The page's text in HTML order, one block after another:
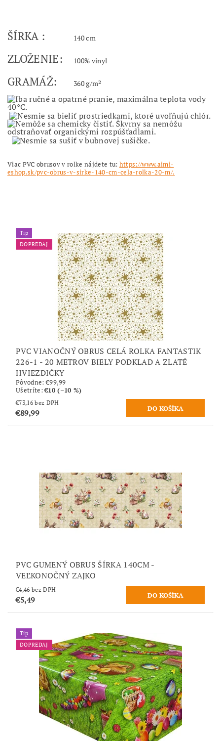
ŠÍRKA : 140 cm
ZLOŽENIE: 100% vinyl
GRAMÁŽ: 360 g/m²
Viac PVC obrusov v rolke nájdete tu: https://www.aimi-
eshop.sk/pvc-obrus-v-sirke-140-cm-cela-rolka-20-m/.
Tip
DOPREDAJ
PVC VIANOČNÝ OBRUS CELÁ ROLKA FANTASTIK
226-1 - 20 METROV BIELY PODKLAD A ZLATÉ
HVIEZDIČKY
Pôvodne:€99,99
Ušetríte:€10 (–10 %)
€73,16 bez DPH
€89,99
PVC GUMENÝ OBRUS ŠÍRKA 140CM -
VEĽKONOČNÝ ZAJKO
€4,46 bez DPH
€5,49
Tip
DOPREDAJ